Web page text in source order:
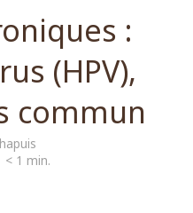
:
(HPV),
commun
< 1 min.